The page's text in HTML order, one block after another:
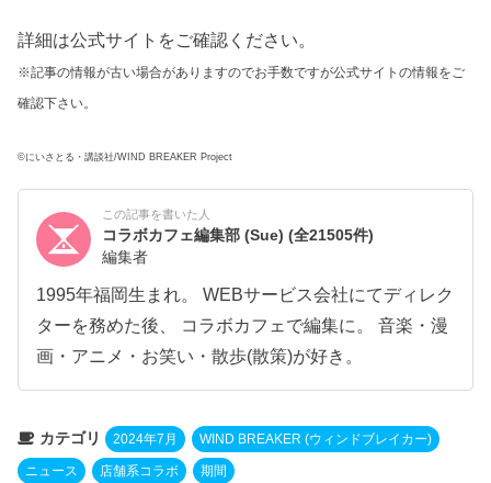
詳細は公式サイトをご確認ください。
※記事の情報が古い場合がありますのでお手数ですが公式サイトの情報をご
確認下さい。
©にいさとる・講談社/WIND BREAKER Project
この記事を書いた人
コラボカフェ編集部 (Sue)(全21505件)
編集者
1995年福岡生まれ。 WEBサービス会社にてディレク
ターを務めた後、 コラボカフェで編集に。 音楽・漫
画・アニメ・お笑い・散歩(散策)が好き。
カテゴリ 2024年7月 WIND BREAKER (ウィンドブレイカー)
ニュース 店舗系コラボ 期間